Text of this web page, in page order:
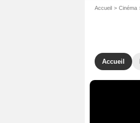
Accueil Cinéma
Accueil